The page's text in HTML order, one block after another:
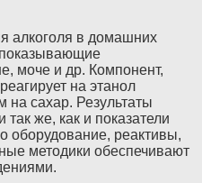
алкоголя в домашних
показывающие
моче и др. Компонент,
на этанол
на сахар. Результаты
же, как и показатели
оборудование, реактивы,
методики обеспечивают